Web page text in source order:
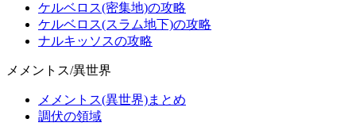
ケルベロス(密集地)の攻略
ケルベロス(スラム地下)の攻略
ナルキッソスの攻略
メメントス/異世界
メメントス(異世界)まとめ
調伏の領域